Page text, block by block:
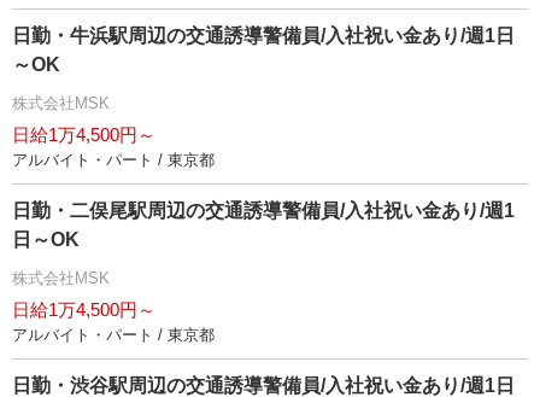
日勤・牛浜駅周辺の交通誘導警備員/入社祝い金あり/週1日
～OK
株式会社MSK
日給1万4,500円～
アルバイト・パート / 東京都
日勤・二俣尾駅周辺の交通誘導警備員/入社祝い金あり/週1
日～OK
株式会社MSK
日給1万4,500円～
アルバイト・パート / 東京都
日勤・渋谷駅周辺の交通誘導警備員/入社祝い金あり/週1日